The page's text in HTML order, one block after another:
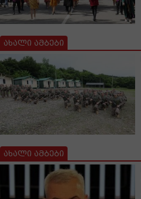
ახალი ამბები
ახალი ამბები